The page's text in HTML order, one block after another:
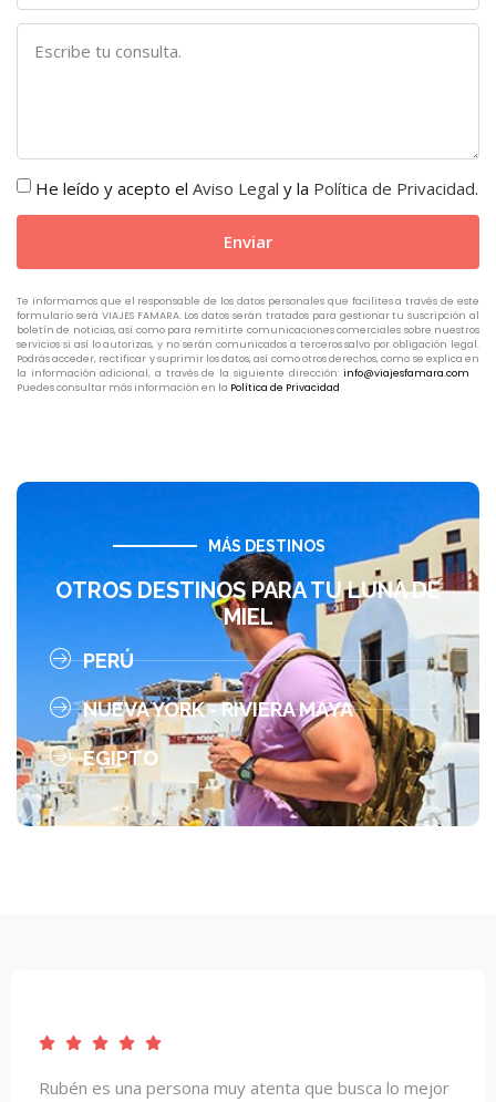
He leído y acepto el Aviso Legal y la Política de Privacidad.
Enviar
Te informamos que el responsable de los datos personales que facilites a través de este
formulario será VIAJES FAMARA. Los datos serán tratados para gestionar tu suscripción al
boletín de noticias, así como para remitirte comunicaciones comerciales sobre nuestros
servicios si así lo autorizas, y no serán comunicados a terceros salvo por obligación legal.
Podrás acceder, rectificar y suprimir los datos, así como otros derechos, como se explica en
la información adicional, a través de la siguiente dirección: info@viajesfamara.com
Puedes consultar más información en la Política de Privacidad
MÁS DESTINOS
OTROS DESTINOS PARA TU LUNA DE
MIEL
PERÚ
NUEVA YORK - RIVIERA MAYA
EGIPTO
Super recomendable!! Repetimos con ellos todos los